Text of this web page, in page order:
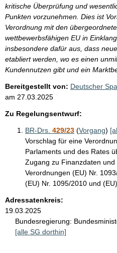
kritische Überprüfung und
Punkten vorzunehmen. Dies ist
Verordnung mit den
wettbewerbsfähigen EU in
insbesondere dafür aus, dass
etabliert werden, wo es einen
Kundennutzen gibt und ein
Bereitgestellt von: Deutscher
am 27.03.2025
Zu Regelungsentwurf:
BR-Drs. 429/23 (Vorgang)
Vorschlag für eine
Parlaments und des Rates
Zugang zu Finanzdaten
Verordnungen (EU) Nr.
(EU) Nr. 1095/2010 und
Adressatenkreis:
19.03.2025
Bundesregierung:
[alle SG dorthin]